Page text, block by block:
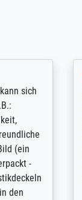
sich
(ein
-
den